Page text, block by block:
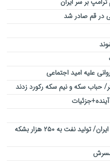
علیه امید اجتماعی
حباب سکه و نیم سکه رکورد زدند
وام بانک مرکزی به شرکت ملی نفت ایران/ تولید نفت به ۲۵۰ هزار بشکه